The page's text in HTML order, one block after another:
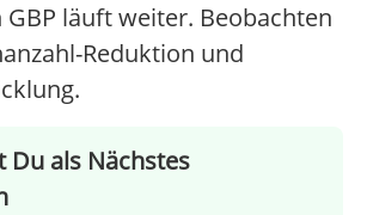
GBP läuft weiter. Beobachten
Reduktion und
Du als Nächstes